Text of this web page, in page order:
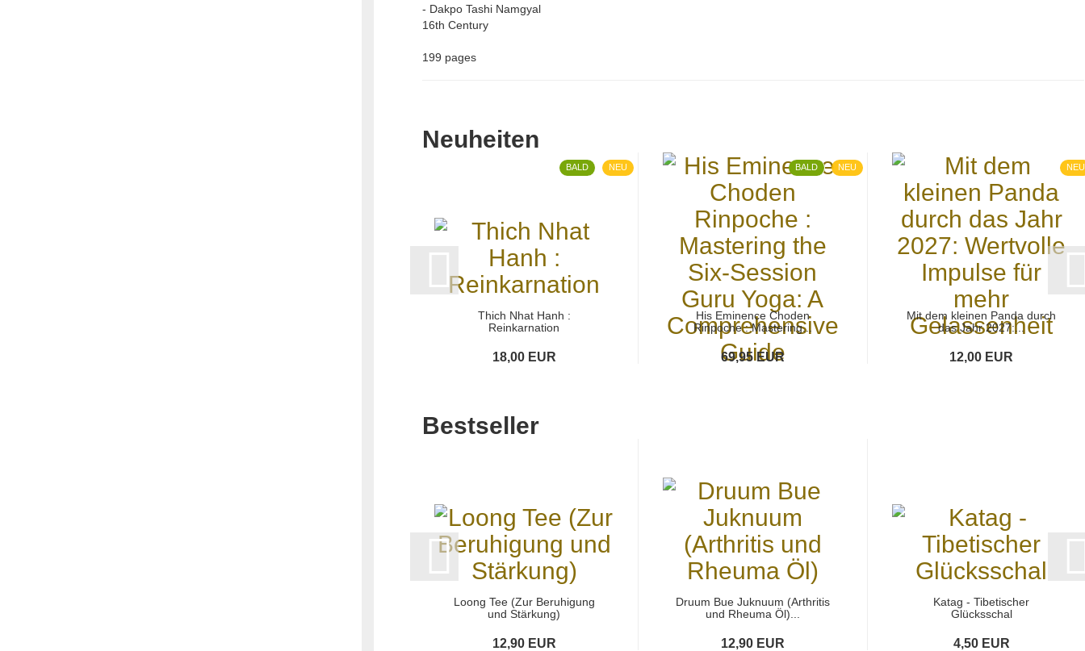
- Dakpo Tashi Namgyal
16th Century
199 pages
Neuheiten
BALD NEU
Thich Nhat Hanh :
Reinkarnation
18,00 EUR
BALD NEU
His Eminence Choden
Rinpoche : Mastering...
69,95 EUR
NEU
Mit dem kleinen Panda durch
das Jahr 2027:...
12,00 EUR
Bestseller
Loong Tee (Zur Beruhigung
und Stärkung)
12,90 EUR
Druum Bue Juknuum (Arthritis
und Rheuma Öl)...
12,90 EUR
Katag - Tibetischer
Glücksschal
4,50 EUR